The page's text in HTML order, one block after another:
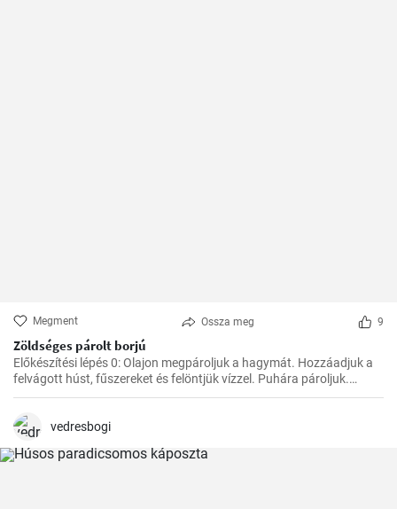
Megment Ossza meg 9
Zöldséges párolt borjú
Előkészítési lépés 0: Olajon megpároljuk a hagymát. Hozzáadjuk a
felvágott húst, fűszereket és felöntjük vízzel. Puhára pároljuk.
Ezután hozzáadjuk a zöldséget, a paradicsompürét és főzzük, amíg
felmelegedni.
vedresbogi